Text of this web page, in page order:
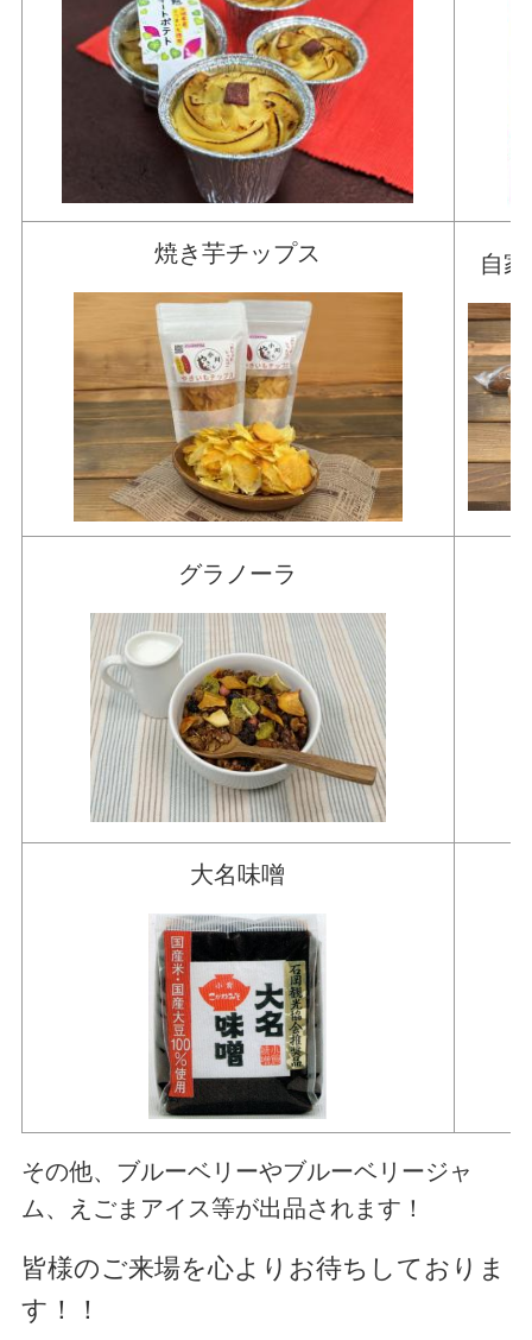
焼き芋チップス 自
グラノーラ
大名味噌
その他、ブルーベリーやブルーベリージャ
ム、えごまアイス等が出品されます！
皆様のご来場を心よりお待ちしておりま
す！！